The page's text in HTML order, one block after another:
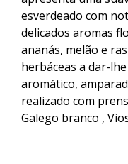
esverdeado com
delicados aromas
ananás, melão e
herbáceas a dar-
aromático,
realizado com
Galego branco ,